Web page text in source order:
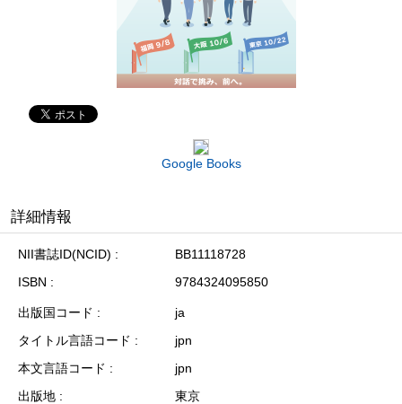
Google Books
詳細情報
NII書誌ID(NCID)
BB11118728
ISBN
9784324095850
出版国コード
ja
タイトル言語コード
jpn
本文言語コード
jpn
出版地
東京